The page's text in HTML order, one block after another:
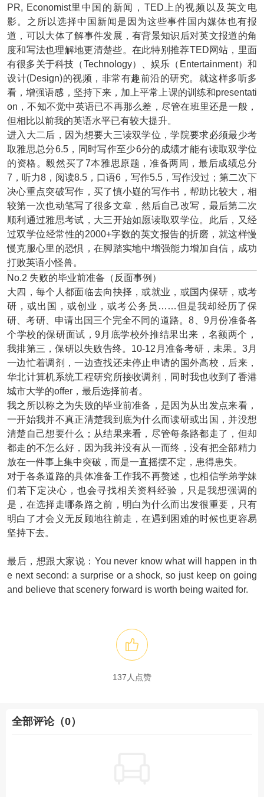
PR, Economist里中国的新闻，TED上的视频以及英文电
影。之所以选择中国新闻是因为这些事件国内媒体也有报
道，可以大体了解事件发展，有背景知识后对英文报道的角
度和写法也理解地更清楚些。在此特别推荐TED网站，里面
有很多关于科技（Technology）、娱乐（Entertainment）和
设计(Design)的视频，非常有趣前沿的研究。就这样多听多
看，增强语感，坚持下来，加上平常上课的训练和presentati
on，不知不觉中英语已不再那么差，尽管在班里还是一般，
但相比以前我的英语水平已有较大提升。
进入大二后，因为想要大三读双学位，学院要求必须最少考
取雅思总分6.5，同时写作至少6分的成绩才能有读取双学位
的资格。毅然买了7本雅思原题，准备两周，最后成绩总分
7，听力8，阅读8.5，口语6，写作5.5，写作没过；第二次下
决心重点突破写作，买了慎小嶷的写作书，帮助比较大，相
较第一次也动笔写了很多文章，然后自己改写，最后第二次
顺利通过雅思考试，大三开始如愿读取双学位。此后，又经
过双学位经常性的2000+字数的英文报告的折磨，就这样慢
慢克服心里的恐惧，在脚踏实地中增强能力增加自信，成功
打败英语小怪兽。
No.2 失败的毕业前准备（反面事例）
大四，每个人都面临去向抉择，或就业，或国内保研，或考
研，或出国，或创业，或考公务员……但是我却经历了保
研、考研、申请出国三个完全不同的道路。8、9月份准备各
个学校的保研面试，9月底学校外推结果出来，名额两个，
我排第三，保研以失败告终。10-12月准备考研，未果。3月
一边忙着调剂，一边查找还未停止申请的国外高校，后来，
华北计算机系统工程研究所接收调剂，同时我也收到了香港
城市大学的offer，最后选择前者。
我之所以称之为失败的毕业前准备，是因为从出发点来看，
一开始我并不真正清楚我到底为什么而读研或出国，并没想
清楚自己想要什么；从结果来看，尽管每条路都走了，但却
都走的不怎么好，因为我并没有从一而终，没有把全部精力
放在一件事上集中突破，而是一直摇摆不定，患得患失。
对于各条道路的具体准备工作我不再赘述，也相信学弟学妹
们若下定决心，也会寻找相关资料经验，只是我想强调的
是，在选择走哪条路之前，明白为什么而出发很重要，只有
明白了才会义无反顾地往前走，在遇到困难的时候也更容易
坚持下去。
最后，想跟大家说：You never know what will happen in th
e next second: a surprise or a shock, so just keep on going
and believe that scenery forward is worth being waited for.
137 人点赞
全部评论（0）